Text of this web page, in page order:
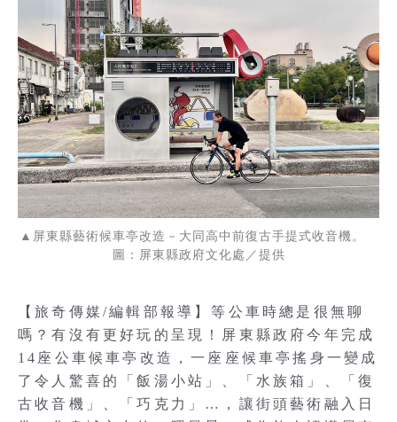
▲屏東縣藝術候車亭改造－大同高中前復古手提式收音機。
圖：屏東縣政府文化處／提供
【旅奇傳媒/編輯部報導】等公車時總是很無聊
嗎？有沒有更好玩的呈現！屏東縣政府今年完成
14座公車候車亭改造，一座座候車亭搖身一變成
了令人驚喜的「飯湯小站」、「水族箱」、「復
古收音機」、「巧克力」…，讓街頭藝術融入日